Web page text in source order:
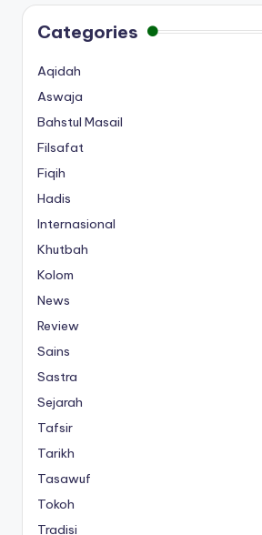
Categories
Aqidah
Aswaja
Bahstul Masail
Filsafat
Fiqih
Hadis
Internasional
Khutbah
Kolom
News
Review
Sains
Sastra
Sejarah
Tafsir
Tarikh
Tasawuf
Tokoh
Tradisi